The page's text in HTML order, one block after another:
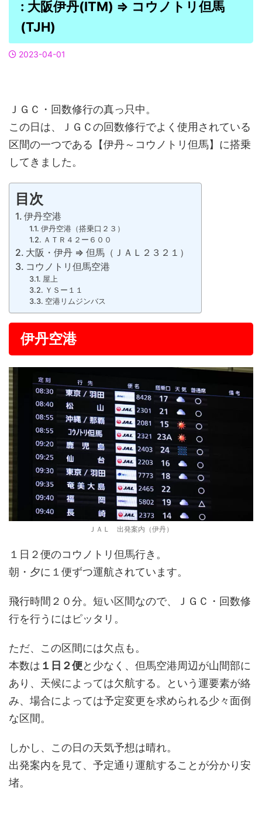
: 大阪伊丹(ITM) ⇒ コウノトリ但馬
(TJH)
2023-04-01
ＪＧＣ・回数修行の真っ只中。
この日は、ＪＧＣの回数修行でよく使用されている
区間の一つである【伊丹～コウノトリ但馬】に搭乗
してきました。
目次
伊丹空港
伊丹空港（搭乗口２３）
ＡＴＲ４２ー６００
大阪・伊丹 ⇒ 但馬（ＪＡＬ２３２１）
コウノトリ但馬空港
屋上
ＹＳー１１
空港リムジンバス
伊丹空港
ＪＡＬ 出発案内（伊丹）
１日２便のコウノトリ但馬行き。
朝・夕に１便ずつ運航されています。
飛行時間２０分。短い区間なので、ＪＧＣ・回数修
行を行うにはピッタリ。
ただ、この区間には欠点も。
本数は １日２便と少なく、但馬空港周辺が山間部に
あり、天候によっては欠航する。という運要素が絡
み、場合によっては予定変更を求められる少々面倒
な区間。
しかし、この日の天気予想は晴れ。
出発案内を見て、予定通り運航することが分かり安
堵。